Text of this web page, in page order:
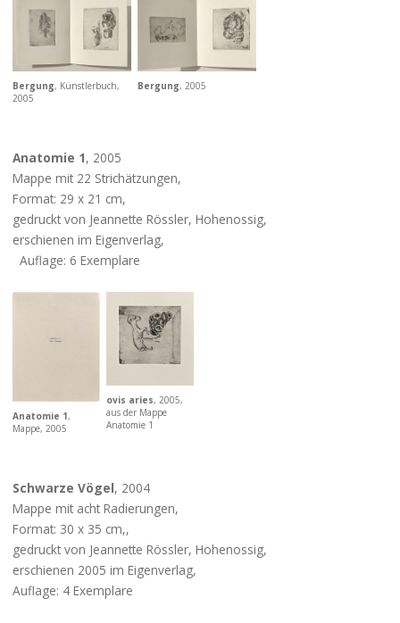
Bergung, Künstlerbuch,
2005
Bergung, 2005
Anatomie 1, 2005
Mappe mit 22 Strichätzungen,
Format: 29 x 21 cm,
gedruckt von Jeannette Rössler, Hohenossig,
erschienen im Eigenverlag,
Auflage: 6 Exemplare
Anatomie 1,
Mappe, 2005
ovis aries, 2005,
aus der Mappe
Anatomie 1
Schwarze Vögel, 2004
Mappe mit acht Radierungen,
Format: 30 x 35 cm,,
gedruckt von Jeannette Rössler, Hohenossig,
erschienen 2005 im Eigenverlag,
Auflage: 4 Exemplare